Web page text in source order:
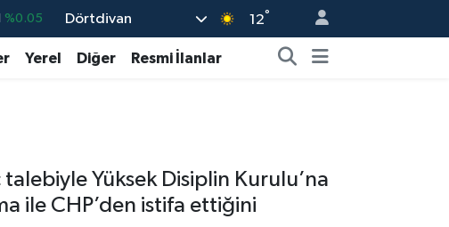
%0.05
%0.18
%0.66
Dörtdivan 12°
Yerel Diğer Resmi İlanlar
Yüksek Disiplin Kurulu’na
ile CHP’den istifa ettiğini